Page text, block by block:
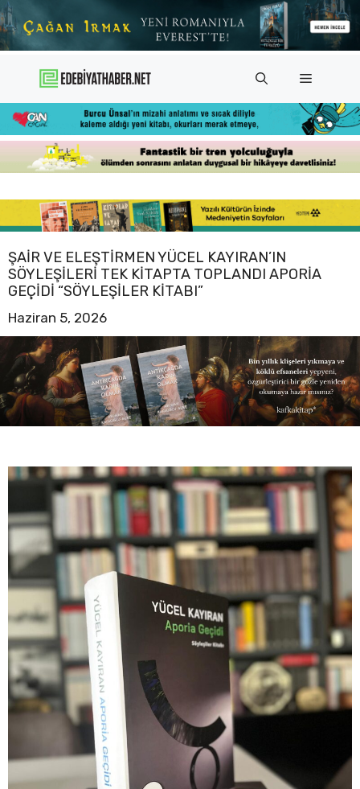
İçeriğe
atla
Menü
ŞAIR VE ELEŞTIRMEN YÜCEL KAYIRAN’IN
SÖYLEŞILERI TEK KITAPTA TOPLANDI APORIA
GEÇIDI “SÖYLEŞILER KITABI”
Haziran 5, 2026